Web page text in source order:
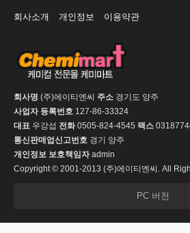
회사소개 개인정보 이용약관
회사명 (주)에이티엔씨 주소 경기도 양주
사업자 등록번호 127-86-33324
대표 우강섭 전화0505-824-4545 팩스
통신판매업신고번호 경기 양주
개인정보 보호책임자admin
Copyright © 2001-2013 (주)에이티엔씨. All
PC 버전